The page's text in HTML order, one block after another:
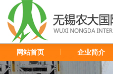
网站首页 企业简介